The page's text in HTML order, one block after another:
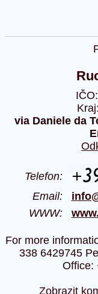
IČO:
via Daniele da
Telefon:
Email:
WWW:
For more
338 6429745
Office:
Zobrazit